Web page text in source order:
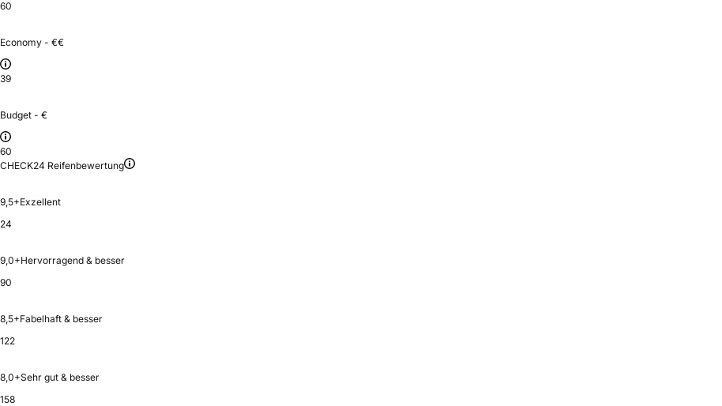
60
Economy - €€
39
Budget - €
60
CHECK24 Reifenbewertung
9,5+Exzellent
24
9,0+Hervorragend & besser
90
8,5+Fabelhaft & besser
122
8,0+Sehr gut & besser
158